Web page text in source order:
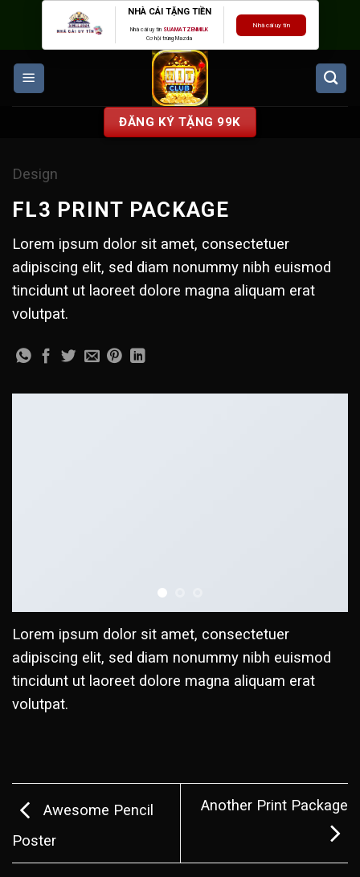
NHÀ CÁI TẶNG TIỀN
Nhà cái uy tín SUAMATZENMILK
Cơ hội trúng Mazda
Nhà cái uy tín
ĐĂNG KÝ TẶNG 99K
Design
FL3 PRINT PACKAGE
Lorem ipsum dolor sit amet, consectetuer
adipiscing elit, sed diam nonummy nibh euismod
tincidunt ut laoreet dolore magna aliquam erat
volutpat.
Lorem ipsum dolor sit amet, consectetuer
adipiscing elit, sed diam nonummy nibh euismod
tincidunt ut laoreet dolore magna aliquam erat
volutpat.
Awesome Pencil
Poster
Another Print Package